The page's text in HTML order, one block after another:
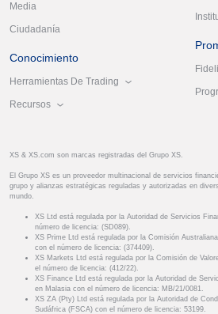
Media
Ciudadanía
Conocimiento
Herramientas De Trading
Recursos
XS & XS.com son marcas registradas del Grupo XS.
El Grupo XS es un proveedor multinacional de servicios
grupo y alianzas estratégicas reguladas y autorizadas en
mundo.
XS Ltd está regulada por la Autoridad de Servicios
número de licencia: (SD089).
XS Prime Ltd está regulada por la Comisión
con el número de licencia: (374409).
XS Markets Ltd está regulada por la Comisión de
el número de licencia: (412/22).
XS Finance Ltd está regulada por la Autoridad de
en Malasia con el número de licencia: MB/21/0081.
XS ZA (Pty) Ltd está regulada por la Autoridad de
Sudáfrica (FSCA) con el número de licencia: 53199.